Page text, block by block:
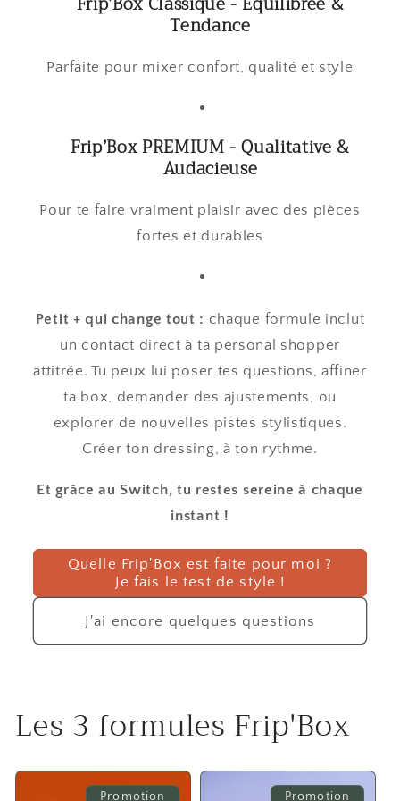
Tendance
Parfaite pour mixer confort, qualité et style
Frip’Box PREMIUM - Qualitative &
Audacieuse
Pour te faire vraiment plaisir avec des pièces
fortes et durables
Petit + qui change tout : chaque formule inclut
un contact direct à ta personal shopper
attitrée. Tu peux lui poser tes questions, affiner
ta box, demander des ajustements, ou
explorer de nouvelles pistes stylistiques.
Créer ton dressing, à ton rythme.
Et grâce au Switch, tu restes sereine à chaque
instant !
Quelle Frip'Box est faite pour moi ?
Je fais le test de style !
J'ai encore quelques questions
Les 3 formules Frip'Box
Promotion Promotion